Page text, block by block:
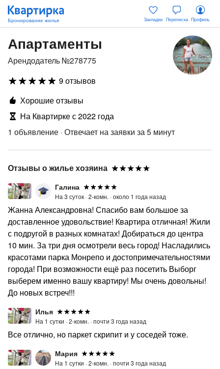
Закладки Переписка Профиль
Апартаменты
Арендодатель №278775
9 отзывов
Хорошие отзывы
На Квартирке с 2022 года
1 объявление · Отвечает на заявки за 5 минут
Отзывы о жилье хозяина
Галина
На 3 суток ·2-комн. ·около 1 года назад
Жанна Александровна! Спасибо вам большое за
доставленное удовольствие! Квартира отличная! Жили
с подругой в разных комнатах! Добираться до центра
10 мин. За три дня осмотрели весь город! Насладились
красотами парка Монрепо и достопримечательностями
города! При возможности ещё раз посетить Выборг
выберем именно вашу квартиру! Мы очень довольны!
До новых встреч!!!
Илья
На 1 сутки ·2-комн. ·почти 3 года назад
Все отлично, но паркет скрипит и у соседей тоже.
Мария
На 1 сутки ·2-комн. ·почти 3 года назад